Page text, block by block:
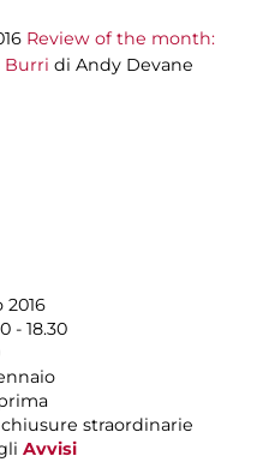
Review of the month:
Burri di Andy Devane
2016
- 18.30
straordinarie
Avvisi